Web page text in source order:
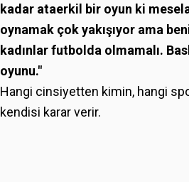
kadar ataerkil bir oyun ki
oynamak çok yakışıyor ama
kadınlar futbolda olmamalı.
oyunu."
Hangi cinsiyetten kimin, hangi
kendisi karar verir.